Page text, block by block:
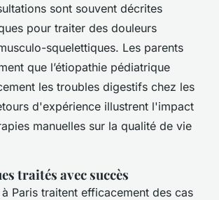
sont souvent décrites
pour traiter des douleurs
squelettiques. Les parents
que l’étiopathie pédiatrique
les troubles digestifs chez les
d'expérience illustrent l'impact
manuelles sur la qualité de vie
traités avec succès
Paris traitent efficacement des cas